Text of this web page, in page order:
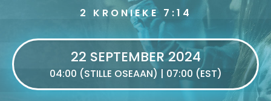
2 KRONIEKE 7:14
22 SEPTEMBER 2024
04:00 (STILLE OSEAAN) | 07:00 (EST)